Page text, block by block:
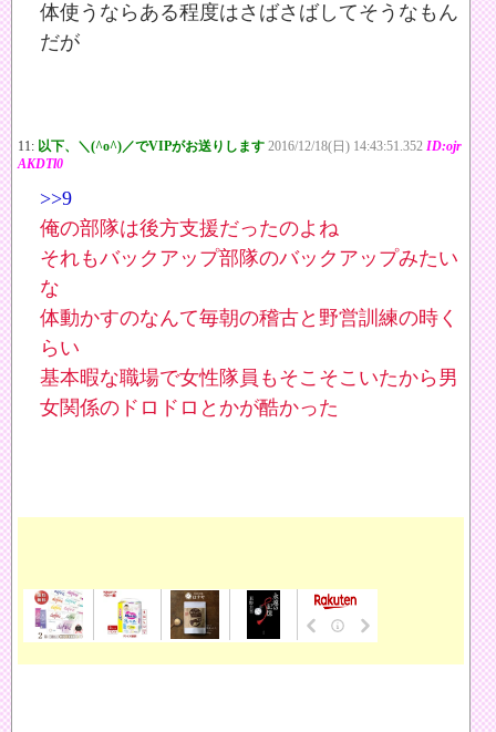
体使うならある程度はさばさばしてそうなもん
だが
11: 以下、＼(^o^)／でVIPがお送りします 2016/12/18(日) 14:43:51.352 ID:ojr
AKDTl0
>>9
俺の部隊は後方支援だったのよね
それもバックアップ部隊のバックアップみたい
な
体動かすのなんて毎朝の稽古と野営訓練の時く
らい
基本暇な職場で女性隊員もそこそこいたから男
女関係のドロドロとかが酷かった